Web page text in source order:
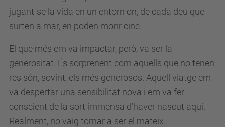
jugant-se la vida en un entorn on, de cada deu que
surten a mar, en poden morir cinc.
El que més em va impactar, però, va ser la
generositat. És sorprenent com aquells que no tenen
res són, sovint, els més generosos. Aquell viatge em
va despertar una sensibilitat nova i em va fer
conscient de la sort immensa d’haver nascut aquí.
Realment, no vaig tornar a ser el mateix.